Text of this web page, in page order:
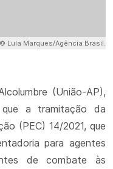
© Lula Marques/Agência Brasil.
(União-AP),
a tramitação da
(PEC) 14/2021, que
para agentes
de combate às